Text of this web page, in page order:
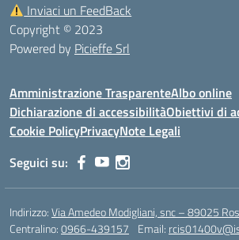
Inviaci un FeedBack
Copyright © 2023
Powered by Picieffe Srl
Amministrazione TrasparenteAlbo online
Dichiarazione di accessibilitàObiettivi di
Cookie PolicyPrivacyNote Legali
Seguici su:
Indirizzo:Via Amedeo Modigliani, snc – 89025
Centralino:0966-439157 Email: